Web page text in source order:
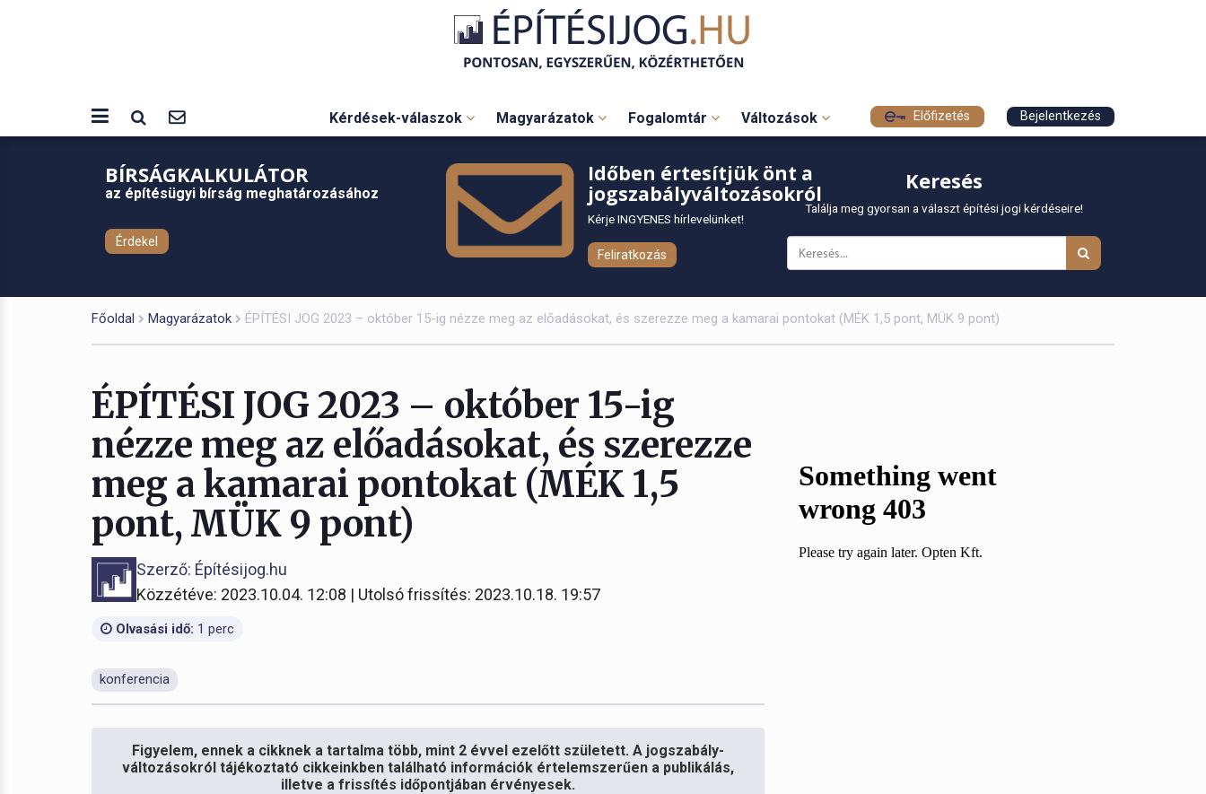
Kérdések-válaszok Magyarázatok Fogalomtár Változások Előfizetés Bejelentkezés
BÍRSÁGKALKULÁTOR
az építésügyi bírság meghatározásához
Érdekel
Időben értesítjük önt a
jogszabályváltozásokról
Kérje INGYENES hírlevelünket!
Feliratkozás
Keresés
Találja meg gyorsan a választ építési jogi kérdéseire!
Főoldal Magyarázatok ÉPÍTÉSI JOG 2023 – október 15-ig nézze meg az előadásokat, és szerezze meg a kamarai pontokat (MÉK 1,5 pont, MÜK 9 pont)
ÉPÍTÉSI JOG 2023 – október 15-ig
nézze meg az előadásokat, és szerezze
meg a kamarai pontokat (MÉK 1,5
pont, MÜK 9 pont)
Szerző: Építésijog.hu
Közzétéve: 2023.10.04. 12:08 | Utolsó frissítés: 2023.10.18. 19:57
Olvasási idő: 1 perc
konferencia
Figyelem, ennek a cikknek a tartalma több, mint 2 évvel ezelőtt született. A jogszabály-
változásokról tájékoztató cikkeinkben található információk értelemszerűen a publikálás,
illetve a frissítés időpontjában érvényesek.